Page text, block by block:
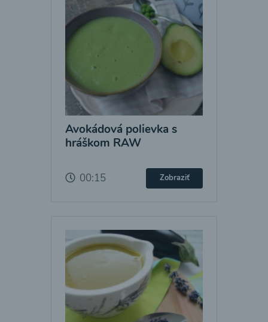
Avokádová polievka s
hráškom RAW
00:15 Zobraziť